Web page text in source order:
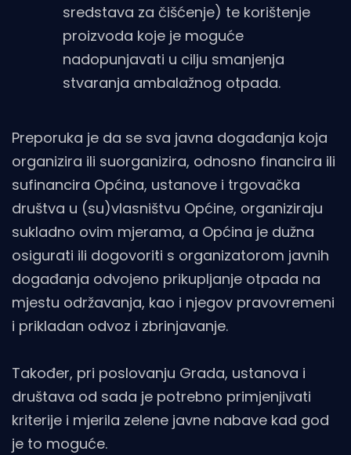
sredstava za čišćenje) te korištenje
proizvoda koje je moguće
nadopunjavati u cilju smanjenja
stvaranja ambalažnog otpada.
Preporuka je da se sva javna događanja koja
organizira ili suorganizira, odnosno financira ili
sufinancira Općina, ustanove i trgovačka
društva u (su)vlasništvu Općine, organiziraju
sukladno ovim mjerama, a Općina je dužna
osigurati ili dogovoriti s organizatorom javnih
događanja odvojeno prikupljanje otpada na
mjestu održavanja, kao i njegov pravovremeni
i prikladan odvoz i zbrinjavanje.
Također, pri poslovanju Grada, ustanova i
društava od sada je potrebno primjenjivati
kriterije i mjerila zelene javne nabave kad god
je to moguće.